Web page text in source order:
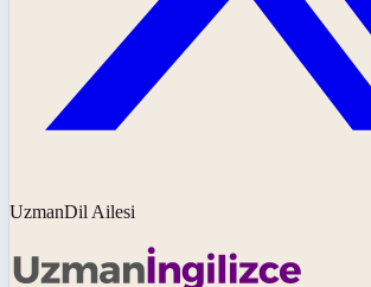
UzmanDil Ailesi